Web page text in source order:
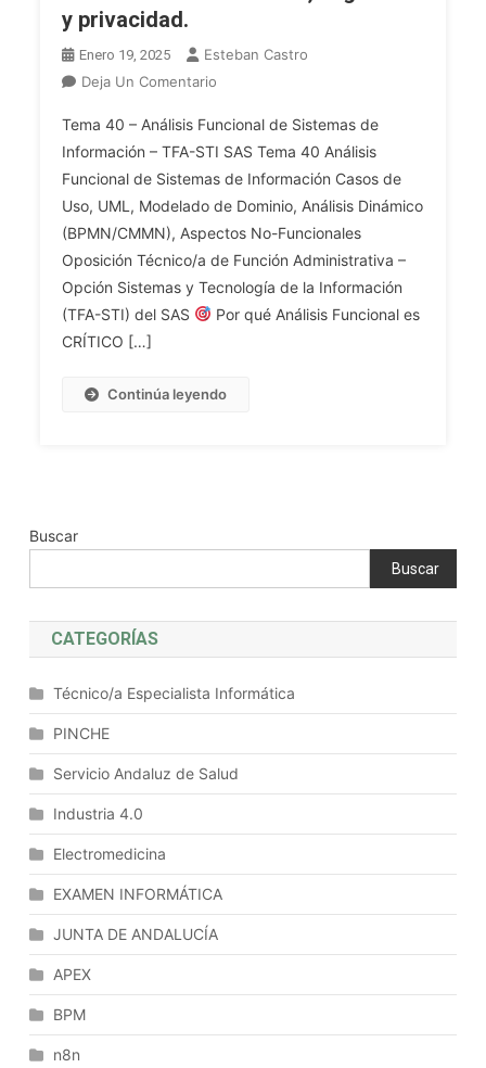
y privacidad.
Enero 19, 2025
Esteban Castro
Deja Un Comentario
2025
TFA
INF.
Tema
40.
Análisis
Funcional
De
Sistemas
Casos
Usuario.
Modelado
Análisis
Dominio
De
Información:
Modelado
Dominio,
Tema 40 – Análisis Funcional de Sistemas de
Información – TFA-STI SAS Tema 40 Análisis
Funcional de Sistemas de Información Casos de
Uso, UML, Modelado de Dominio, Análisis Dinámico
(BPMN/CMMN), Aspectos No-Funcionales
Oposición Técnico/a de Función Administrativa –
Opción Sistemas y Tecnología de la Información
(TFA-STI) del SAS
Por qué Análisis Funcional es
CRÍTICO […]
Continúa leyendo
Buscar
Buscar
CATEGORÍAS
Técnico/a Especialista Informática
PINCHE
Servicio Andaluz de Salud
Industria 4.0
Electromedicina
EXAMEN INFORMÁTICA
JUNTA DE ANDALUCÍA
APEX
BPM
n8n